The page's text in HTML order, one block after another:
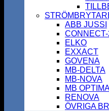
ABB JUSSI
ELKO
EXXACT
GOVENA
MB-DELTA
MB-NOVA
MB
RENOVA
ÖVRIGA